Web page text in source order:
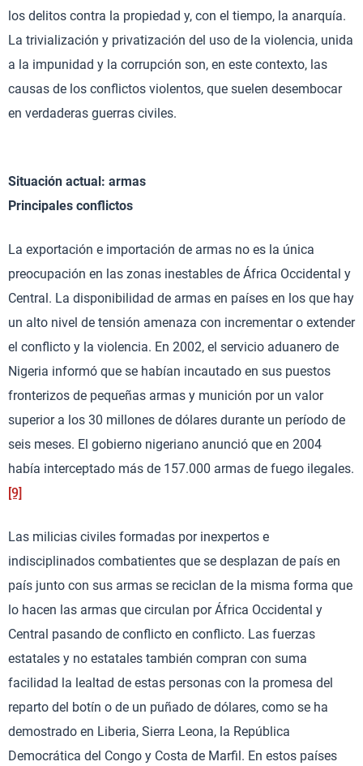
los delitos contra la propiedad y, con el tiempo, la anarquía.
La trivialización y privatización del uso de la violencia, unida
a la impunidad y la corrupción son, en este contexto, las
causas de los conflictos violentos, que suelen desembocar
en verdaderas guerras civiles.
Situación actual: armas
Principales conflictos
La exportación e importación de armas no es la única
preocupación en las zonas inestables de África Occidental y
Central. La disponibilidad de armas en países en los que hay
un alto nivel de tensión amenaza con incrementar o extender
el conflicto y la violencia. En 2002, el servicio aduanero de
Nigeria informó que se habían incautado en sus puestos
fronterizos de pequeñas armas y munición por un valor
superior a los 30 millones de dólares durante un período de
seis meses. El gobierno nigeriano anunció que en 2004
había interceptado más de 157.000 armas de fuego ilegales.
[9]
Las milicias civiles formadas por inexpertos e
indisciplinados combatientes que se desplazan de país en
país junto con sus armas se reciclan de la misma forma que
lo hacen las armas que circulan por África Occidental y
Central pasando de conflicto en conflicto. Las fuerzas
estatales y no estatales también compran con suma
facilidad la lealtad de estas personas con la promesa del
reparto del botín o de un puñado de dólares, como se ha
demostrado en Liberia, Sierra Leona, la República
Democrática del Congo y Costa de Marfil. En estos países